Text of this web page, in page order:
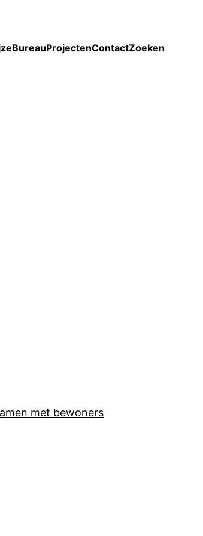
BureauProjectenContactZoeken
met bewoners